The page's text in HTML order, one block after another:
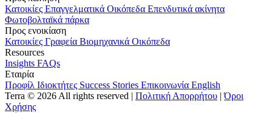
Κατοικίες Επαγγελματικά Οικόπεδα Επενδυτικά ακίνητα
Φωτοβολταϊκά πάρκα
Προς ενοικίαση
Κατοικίες Γραφεία Βιομηχανικά Οικόπεδα
Resources
Insights FAQs
Εταιρία
Προφίλ Ιδιοκτήτες Success Stories Επικοινωνία English
Terra © 2026 All rights reserved | Πολιτική Απορρήτου |Όροι
Χρήσης